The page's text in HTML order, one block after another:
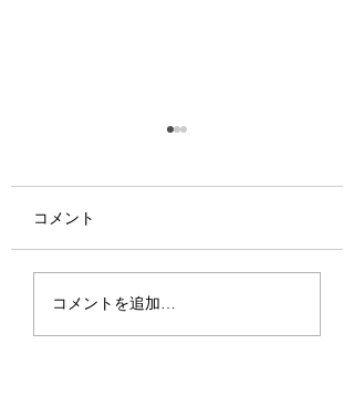
桧と屋久杉のミニギタ
コメント
コメントを追加…